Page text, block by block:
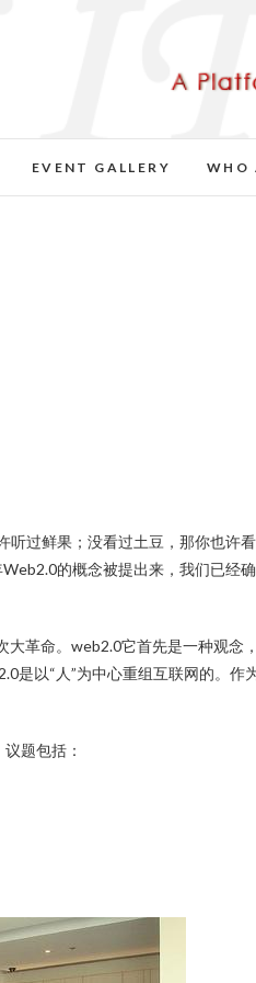
EVENT GALLERY WHO
的概念被提出来，我们已经
革命。web2.0它首先是一种观念
是以“人”为中心重组互联网的。作
题包括：